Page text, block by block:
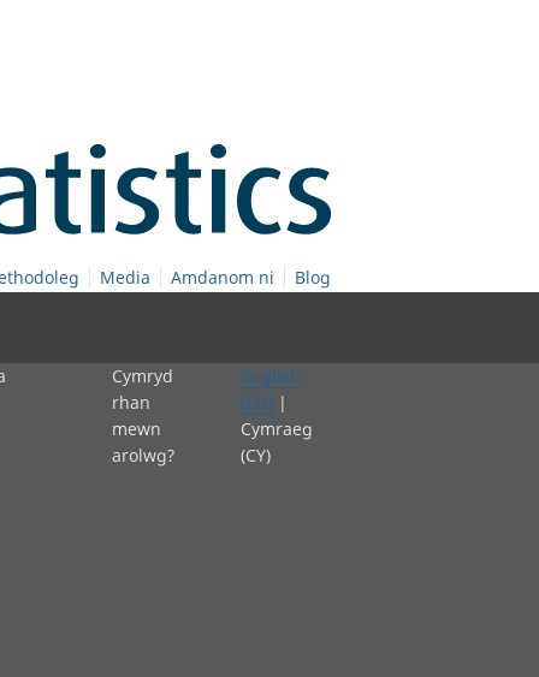
Media Amdanom ni Blog
Cymryd
rhan
mewn
arolwg?
English
(EN) |
Cymraeg
(CY)